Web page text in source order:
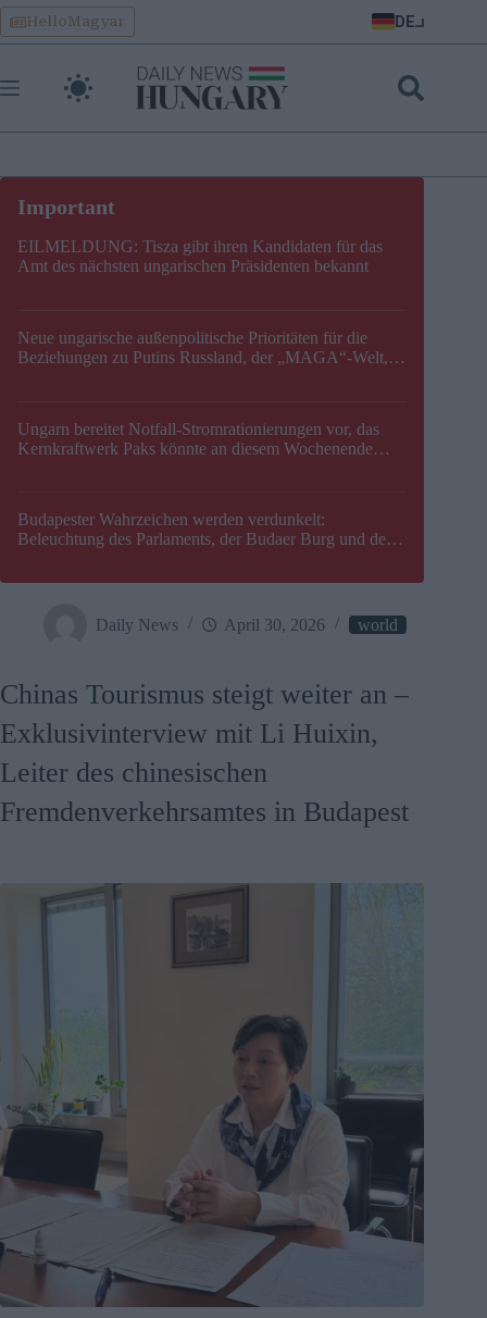
Skip
to
content
HelloMagyar DE
EILMELDUNG: Tisza gibt ihren Kandidaten für das
Amt des nächsten ungarischen Präsidenten bekannt
Neue ungarische außenpolitische Prioritäten für die
Beziehungen zu Putins Russland, der „MAGA“-Welt,
Ungarn bereitet Notfall-Stromrationierungen vor, das
Kernkraftwerk Paks könnte an diesem Wochenende
Budapester Wahrzeichen werden verdunkelt:
Beleuchtung des Parlaments, der Budaer Burg und der
Daily News April 30, 2026 world
Chinas Tourismus steigt weiter an –
Exklusivinterview mit Li Huixin,
Leiter des chinesischen
Fremdenverkehrsamtes in Budapest